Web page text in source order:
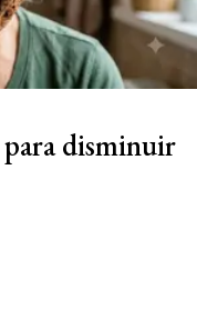
disminuir